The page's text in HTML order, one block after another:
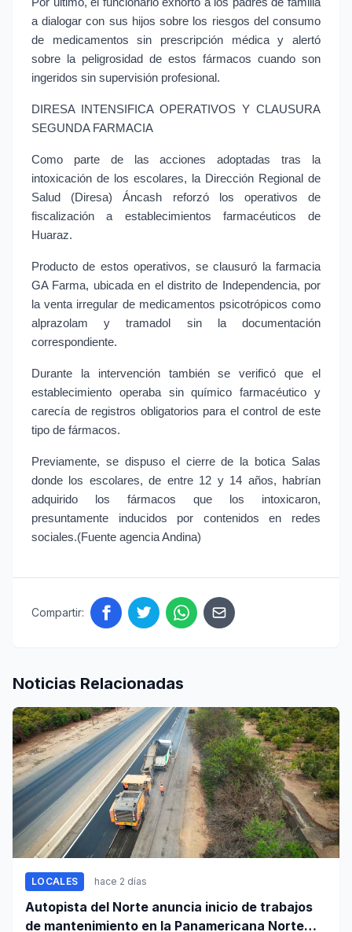
Por último, el funcionario exhortó a los padres de familia
a dialogar con sus hijos sobre los riesgos del consumo
de medicamentos sin prescripción médica y alertó
sobre la peligrosidad de estos fármacos cuando son
ingeridos sin supervisión profesional.
DIRESA INTENSIFICA OPERATIVOS Y CLAUSURA
SEGUNDA FARMACIA
Como parte de las acciones adoptadas tras la
intoxicación de los escolares, la Dirección Regional de
Salud (Diresa) Áncash reforzó los operativos de
fiscalización a establecimientos farmacéuticos de
Huaraz.
Producto de estos operativos, se clausuró la farmacia
GA Farma, ubicada en el distrito de Independencia, por
la venta irregular de medicamentos psicotrópicos como
alprazolam y tramadol sin la documentación
correspondiente.
Durante la intervención también se verificó que el
establecimiento operaba sin químico farmacéutico y
carecía de registros obligatorios para el control de este
tipo de fármacos.
Previamente, se dispuso el cierre de la botica Salas
donde los escolares, de entre 12 y 14 años, habrían
adquirido los fármacos que los intoxicaron,
presuntamente inducidos por contenidos en redes
sociales.(Fuente agencia Andina)
Compartir:
Noticias Relacionadas
LOCALES hace 2 días
Autopista del Norte anuncia inicio de trabajos
de mantenimiento en la Panamericana Norte